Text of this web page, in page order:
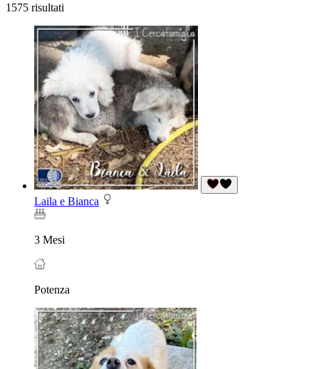
1575 risultati
Laila e Bianca
3 Mesi
Potenza